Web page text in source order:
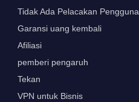
Tidak Ada Pelacakan Pengguna
Garansi uang kembali
Afiliasi
pemberi pengaruh
Tekan
VPN untuk Bisnis